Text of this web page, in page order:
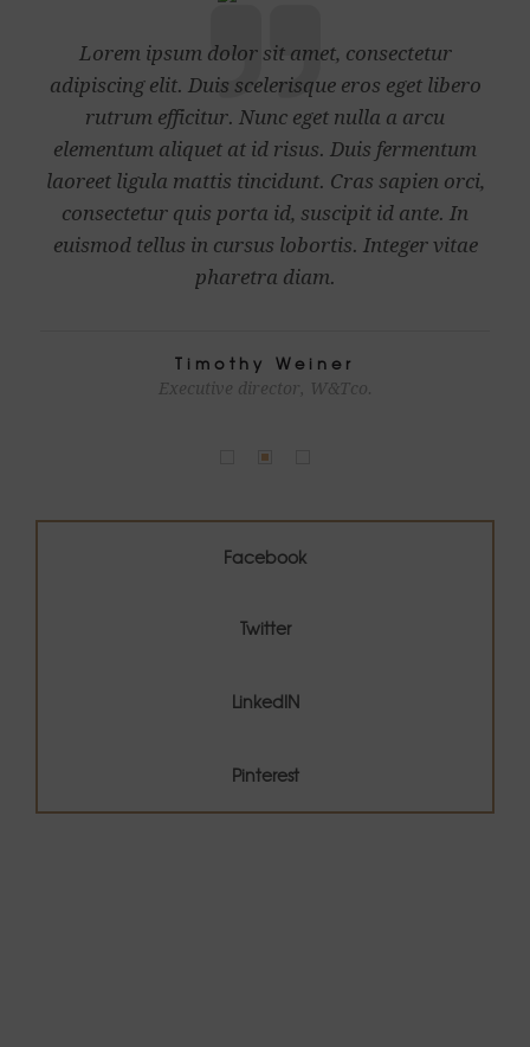
Lorem ipsum dolor sit amet, consectetur
adipiscing elit. Duis scelerisque eros eget libero
rutrum efficitur. Nunc eget nulla a arcu
elementum aliquet at id risus. Duis fermentum
laoreet ligula mattis tincidunt. Cras sapien orci,
consectetur quis porta id, suscipit id ante. In
euismod tellus in cursus lobortis. Integer vitae
pharetra diam.
Timothy Weiner
Executive director, W&Tco.
Facebook
Twitter
Twitter
LinkedIN
LinkedIN
Pinterest
Pinterest